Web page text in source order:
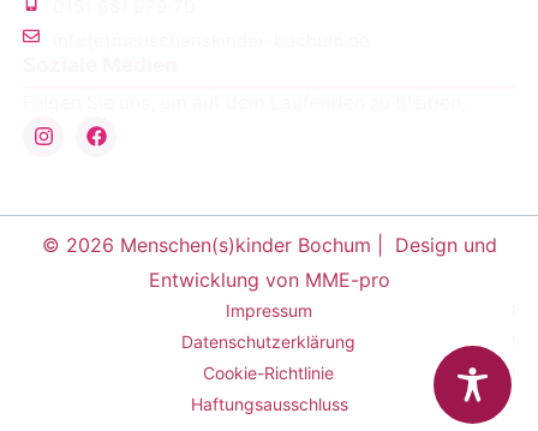
© 2026 Menschen(s)kinder Bochum | Design und
Entwicklung von MME-pro
Impressum
Datenschutzerklärung
Cookie-Richtlinie
Haftungsausschluss